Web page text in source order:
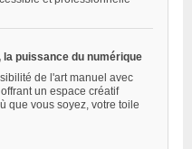
puissance du numérique
de l'art manuel avec
un espace créatif
que vous soyez, votre toile